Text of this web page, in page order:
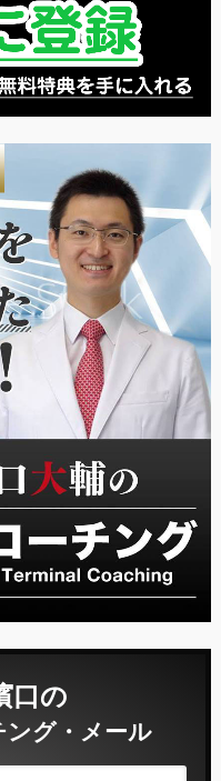
口の
ング・メール